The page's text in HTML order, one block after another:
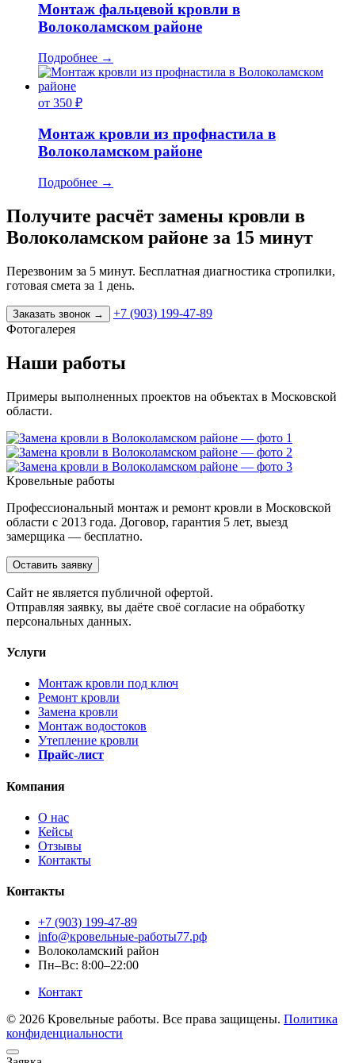
Монтаж фальцевой кровли в
Волоколамском районе
Подробнее →
от 350 ₽
Монтаж кровли из профнастила в
Волоколамском районе
Подробнее →
Получите расчёт замены кровли в
Волоколамском районе за 15 минут
Перезвоним за 5 минут. Бесплатная диагностика стропилки,
готовая смета за 1 день.
Заказать звонок →
+7 (903) 199-47-89
Фотогалерея
Наши работы
Примеры выполненных проектов на объектах в Московской
области.
Кровельные работы
Профессиональный монтаж и ремонт кровли в Московской
области с 2013 года. Договор, гарантия 5 лет, выезд
замерщика — бесплатно.
Оставить заявку
Cайт не является публичной офертой.
Отправляя заявку, вы даёте своё согласие на обработку
персональных данных.
Услуги
Монтаж кровли под ключ
Ремонт кровли
Замена кровли
Монтаж водостоков
Утепление кровли
Прайс-лист
Компания
О нас
Кейсы
Отзывы
Контакты
Контакты
+7 (903) 199-47-89
info@кровельные-работы77.рф
Волоколамский район
Пн–Вс: 8:00–22:00
Контакт
© 2026 Кровельные работы. Все права защищены. Политика
конфиденциальности